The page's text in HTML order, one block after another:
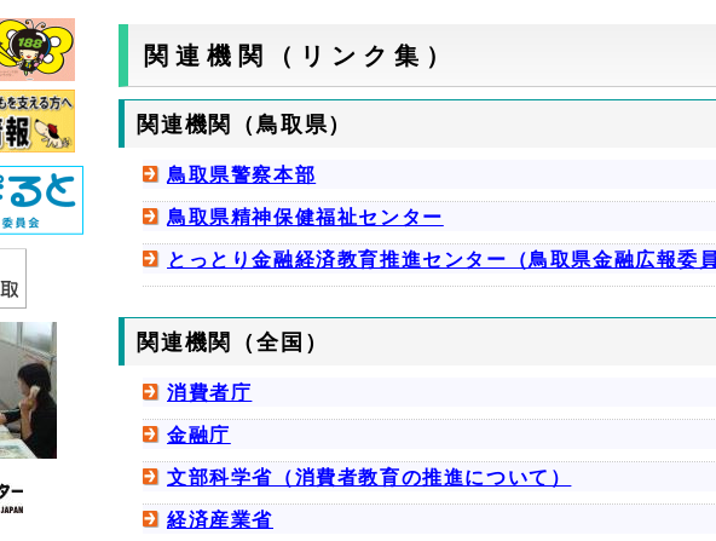
関連機関（リンク集）
関連機関（鳥取県）
鳥取県警察本部
鳥取県精神保健福祉センター
とっとり金融経済教育推進センター（鳥取県金融広報委
関連機関（全国）
消費者庁
金融庁
文部科学省（消費者教育の推進について）
経済産業省